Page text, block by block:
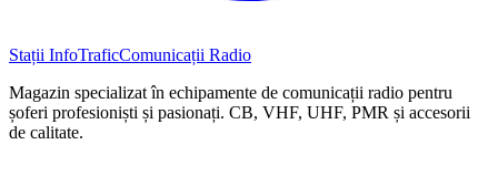
Stații InfoTraficComunicații Radio
Magazin specializat în echipamente de comunicații radio pentru
șoferi profesioniști și pasionați. CB, VHF, UHF, PMR și accesorii
de calitate.